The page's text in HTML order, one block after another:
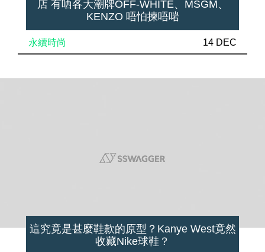
店 有哂各大潮牌OFF-WHITE、MSGM、
KENZO 唔怕揀唔啱
永續時尚 14 DEC
這究竟是甚麼鞋款的原型？Kanye West竟然
收藏Nike球鞋？